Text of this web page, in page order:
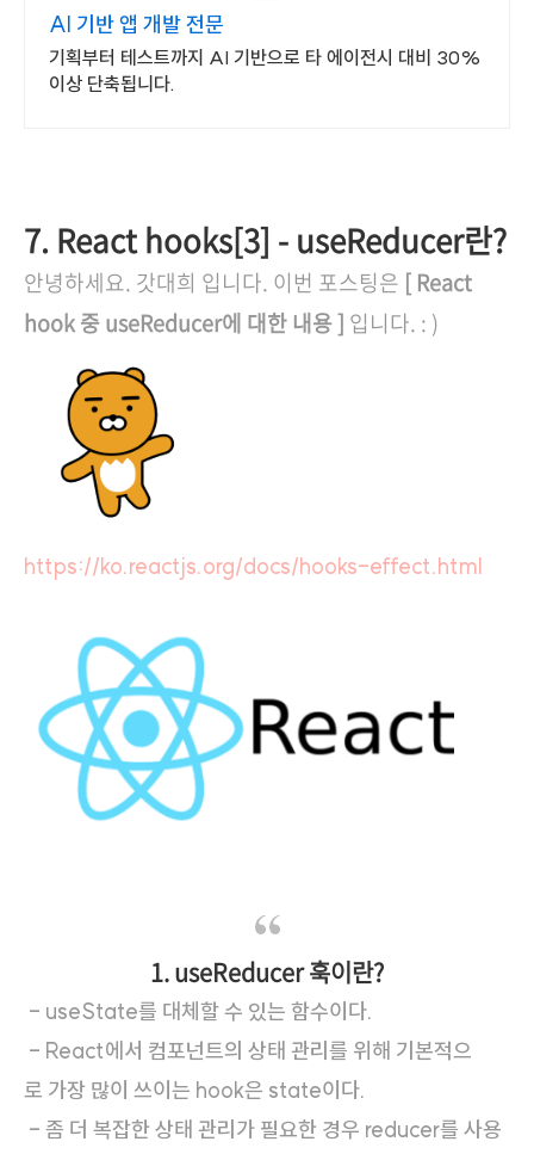
AI 기반 앱 개발 전문
기획부터 테스트까지 AI 기반으로 타 에이전시 대비 30%
이상 단축됩니다.
7. React hooks[3] - useReducer란?
안녕하세요. 갓대희 입니다. 이번 포스팅은 [ React
hook 중 useReducer에 대한 내용] 입니다. : )
https://ko.reactjs.org/docs/hooks-effect.html
1. useReducer 훅이란?
- useState를 대체할 수 있는 함수이다.
- React에서 컴포넌트의 상태 관리를 위해 기본적으
로 가장 많이 쓰이는 hook은 state이다.
- 좀 더 복잡한 상태 관리가 필요한 경우 reducer를 사용